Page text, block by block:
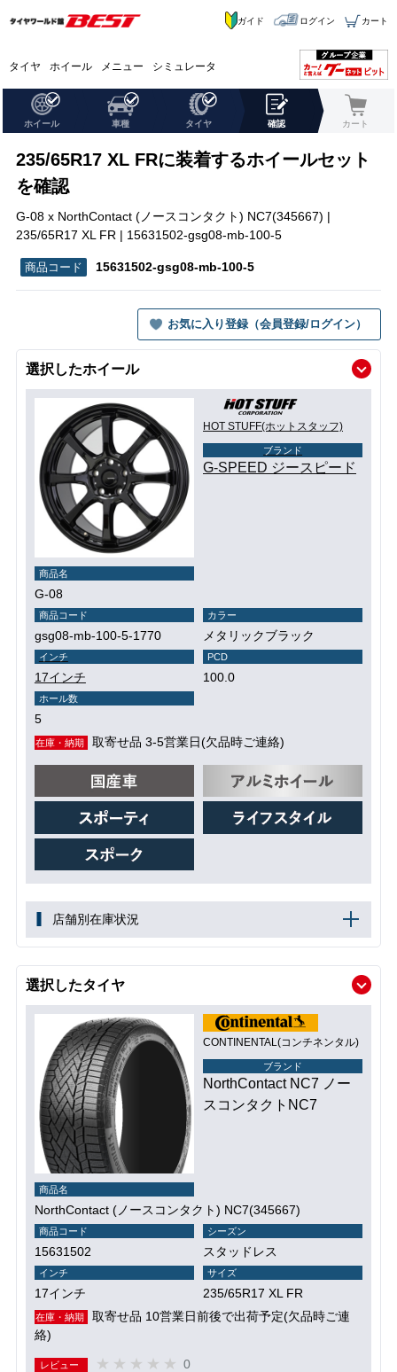
タイヤ ホイール メニュー シミュレータ
ガイド ログイン カート
ホイール 車種 タイヤ 確認 カート
235/65R17 XL FRに装着するホイールセット
を確認
G-08 x NorthContact (ノースコンタクト) NC7(345667) |
235/65R17 XL FR | 15631502-gsg08-mb-100-5
15631502-gsg08-mb-100-5
お気に入り登録（会員登録/ログイン）
選択したホイール
HOT STUFF(ホットスタッフ)
ブランド
G-SPEED ジースピード
商品名
G-08
商品コード
gsg08-mb-100-5-1770
カラー
メタリックブラック
インチ
17インチ
PCD
100.0
ホール数
5
在庫・納期 取寄せ品 3-5営業日(欠品時ご連絡)
店舗別在庫状況
選択したタイヤ
CONTINENTAL(コンチネンタル)
ブランド
NorthContact NC7 ノー
スコンタクトNC7
商品名
NorthContact (ノースコンタクト) NC7(345667)
商品コード
15631502
シーズン
スタッドレス
インチ
17インチ
サイズ
235/65R17 XL FR
在庫・納期
取寄せ品 10営業日前後で出荷予定(欠品時ご連
絡)
レビュー 0